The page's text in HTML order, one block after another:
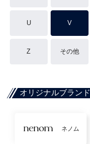
U V
Z その他
オリジナルブランド
ネノム